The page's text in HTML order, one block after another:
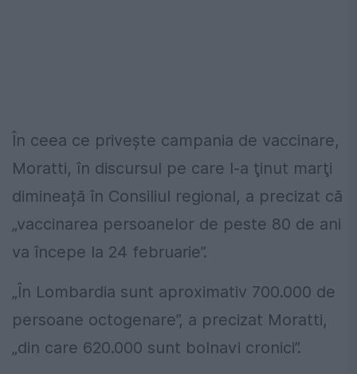
În ceea ce privește campania de vaccinare,
Moratti, în discursul pe care l-a ţinut marţi
dimineață în Consiliul regional, a precizat că
„vaccinarea persoanelor de peste 80 de ani
va începe la 24 februarie”.
„În Lombardia sunt aproximativ 700.000 de
persoane octogenare”, a precizat Moratti,
„din care 620.000 sunt bolnavi cronici”.